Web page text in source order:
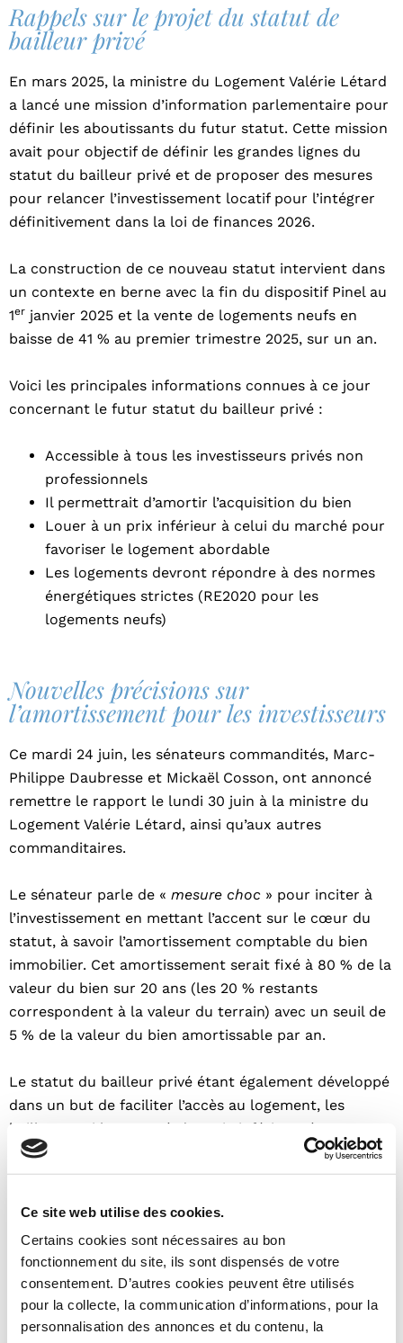
Ce site web utilise des cookies.
Certains cookies sont nécessaires au bon
fonctionnement du site, ils sont dispensés de votre
consentement. D’autres cookies peuvent être utilisés
pour la collecte, la communication d’informations, pour la
personnalisation des annonces et du contenu, la
Rappels sur le projet du statut de
bailleur privé
En mars 2025, la ministre du Logement Valérie Létard
a lancé une mission d’information parlementaire pour
définir les aboutissants du futur statut. Cette mission
avait pour objectif de définir les grandes lignes du
statut du bailleur privé et de proposer des mesures
pour relancer l’investissement locatif pour l’intégrer
définitivement dans la loi de finances 2026.
La construction de ce nouveau statut intervient dans
un contexte en berne avec la fin du dispositif Pinel au
1er janvier 2025 et la vente de logements neufs en
baisse de 41 % au premier trimestre 2025, sur un an.
Voici les principales informations connues à ce jour
concernant le futur statut du bailleur privé :
Accessible à tous les investisseurs privés non
professionnels
Il permettrait d’amortir l’acquisition du bien
Louer à un prix inférieur à celui du marché pour
favoriser le logement abordable
Les logements devront répondre à des normes
énergétiques strictes (RE2020 pour les
logements neufs)
Nouvelles précisions sur
l’amortissement pour les investisseurs
Ce mardi 24 juin, les sénateurs commandités, Marc-
Philippe Daubresse et Mickaël Cosson, ont annoncé
remettre le rapport le lundi 30 juin à la ministre du
Logement Valérie Létard, ainsi qu’aux autres
commanditaires.
Le sénateur parle de « mesure choc » pour inciter à
l’investissement en mettant l’accent sur le cœur du
statut, à savoir l’amortissement comptable du bien
immobilier. Cet amortissement serait fixé à 80 % de la
valeur du bien sur 20 ans (les 20 % restants
correspondent à la valeur du terrain) avec un seuil de
5 % de la valeur du bien amortissable par an.
Le statut du bailleur privé étant également développé
dans un but de faciliter l’accès au logement, les
bailleurs qui loueront à des prix inférieurs à 15 % au
prix du marché pourront bénéficier d’une majoration
d’un point par an sur leur amortissement.
Selon le vice-président de la FPI (Fédération des
Promoteurs Immobiliers), Jacques Ehrmann, il s’agit
d’un «amortissement suffisamment fort pour générer
du déficit foncier » qui sera imputable aux revenus
perçus. Ce qui rendra l’opération particulièrement
rentable pour les investisseurs.